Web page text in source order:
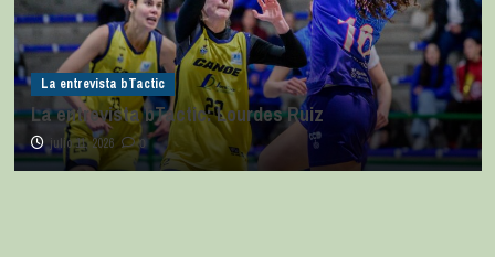
La entrevista bTactic
La entrevista bTactic: Lourdes Ruiz
julio 11, 2026 0